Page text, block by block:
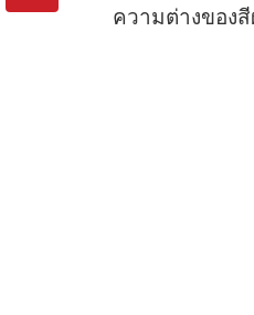
ความต่างของ